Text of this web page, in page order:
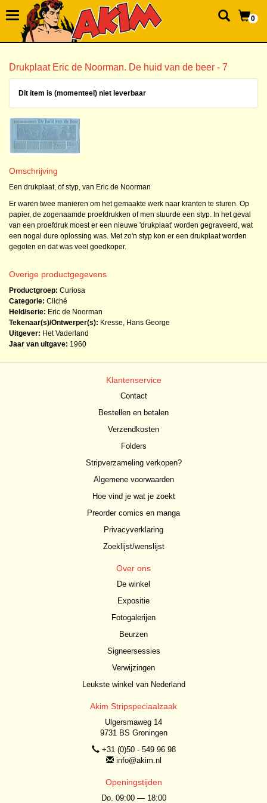
0
Drukplaat Eric de Noorman. De huid van de beer - 7
Dit item is (momenteel) niet leverbaar
Omschrijving
Een drukplaat, of styp, van Eric de Noorman
Er waren twee manieren om het gemaakte werk naar kranten te sturen. Op
papier, de zogenaamde proefdrukken of men stuurde een styp. In het geval
van een proefdruk moest er een nieuwe 'drukplaat' worden gegraveerd, wat
een nogal dure oplossing was. Met zo'n styp kon er een drukplaat worden
gegoten en dat was veel goedkoper.
Overige productgegevens
Productgroep: Curiosa
Categorie: Cliché
Held/serie: Eric de Noorman
Tekenaar(s)/Ontwerper(s): Kresse, Hans George
Uitgever: Het Vaderland
Jaar van uitgave: 1960
Klantenservice
Contact
Bestellen en betalen
Verzendkosten
Folders
Stripverzameling verkopen?
Algemene voorwaarden
Hoe vind je wat je zoekt
Preorder comics en manga
Privacyverklaring
Zoeklijst/wenslijst
Over ons
De winkel
Expositie
Fotogalerijen
Beurzen
Signeersessies
Verwijzingen
Leukste winkel van Nederland
Akim Stripspeciaalzaak
Ulgersmaweg 14
9731 BS Groningen
+31 (0)50 - 549 96 98
info@akim.nl
Openingstijden
Do. 09:00 — 18:00